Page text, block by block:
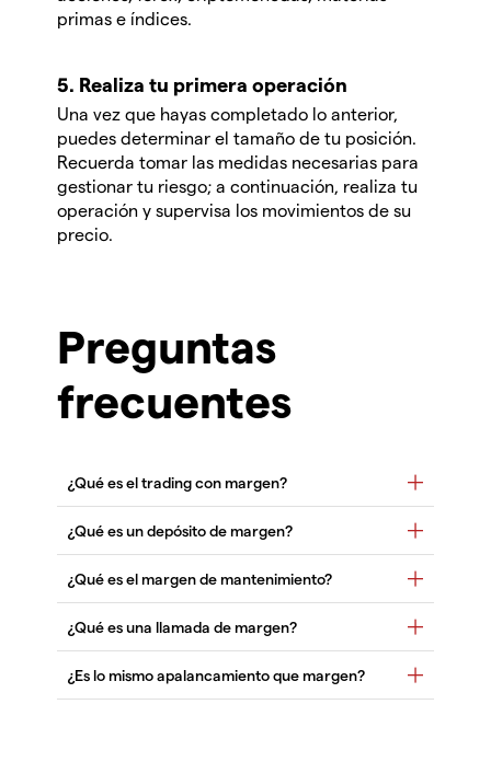
primas e índices.
5. Realiza tu primera operación
Una vez que hayas completado lo anterior,
puedes determinar el tamaño de tu posición.
Recuerda tomar las medidas necesarias para
gestionar tu riesgo; a continuación, realiza tu
operación y supervisa los movimientos de su
precio.
Preguntas
frecuentes